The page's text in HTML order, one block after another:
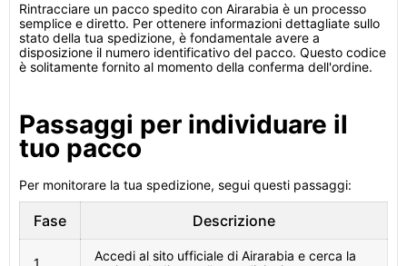
Rintracciare un pacco spedito con Airarabia è un processo
semplice e diretto. Per ottenere informazioni dettagliate sullo
stato della tua spedizione, è fondamentale avere a
disposizione il numero identificativo del pacco. Questo codice
è solitamente fornito al momento della conferma dell'ordine.
Passaggi per individuare il
tuo pacco
Per monitorare la tua spedizione, segui questi passaggi:
Fase Descrizione
1
Accedi al sito ufficiale di Airarabia e cerca la